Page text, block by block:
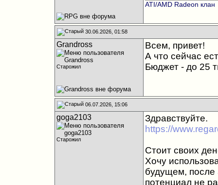
ATI/AMD Radeon клан
30.06.2026, 01:58
Grandross
Старожил
Всем, привет!
А что сейчас
Бюджет - до 25
06.07.2026, 15:06
goga2103
Старожил
Здравствуйте.
https://
Стоит своих
Хочу
будущем, после
потенциал не